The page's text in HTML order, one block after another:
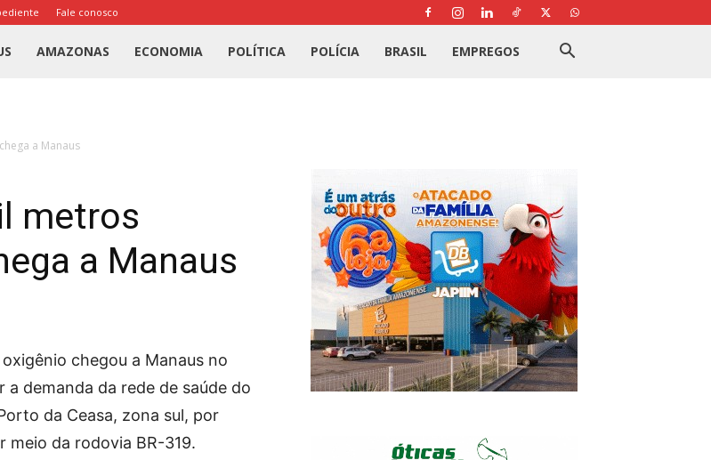
Fale conosco
AMAZONAS ECONOMIA POLÍTICA POLÍCIA BRASIL EMPREGOS
a Manaus
metros
a Manaus
chegou a Manaus no
demanda da rede de saúde do
da Ceasa, zona sul, por
meio da rodovia BR-319.